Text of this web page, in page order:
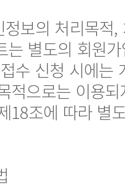
보의 처리목적
별도의 회원
수 신청 시에는
적으로는 이용
18조에 따라 별